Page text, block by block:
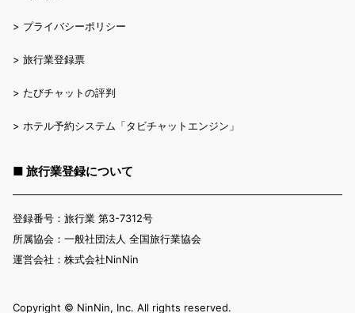
> プライバシーポリシー
> 旅行業登録票
> たびチャットの評判
> ホテル予約システム「タビチャットエンジン」
■ 旅行業登録について
登録番号：旅行業 第3-7312号
所属協会：一般社団法人 全国旅行業協会
運営会社：株式会社NinNin
Copyright ©︎ NinNin, Inc. All rights reserved.